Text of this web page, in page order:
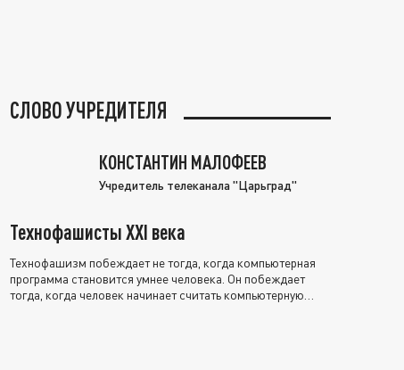
СЛОВО УЧРЕДИТЕЛЯ
КОНСТАНТИН МАЛОФЕЕВ
Учредитель телеканала "Царьград"
Технофашисты XXI века
Технофашизм побеждает не тогда, когда компьютерная
программа становится умнее человека. Он побеждает
тогда, когда человек начинает считать компьютерную